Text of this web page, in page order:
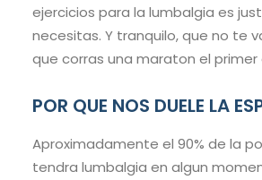
ejercicios para la lumbalgia es
necesitas. Y tranquilo, que no te
que corras una maraton el primer
POR QUE NOS DUELE LA
Aproximadamente el 90% de la
tendra lumbalgia en algun